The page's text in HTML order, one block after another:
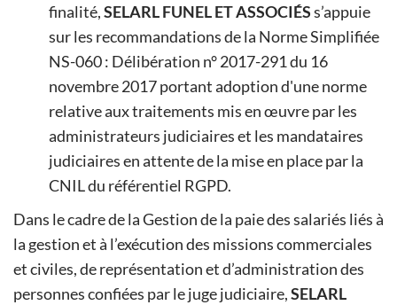
finalité,SELARL FUNEL ET ASSOCIÉSs’appuie
sur les recommandations de la Norme Simplifiée
NS-060 : Délibération n° 2017-291 du 16
novembre 2017 portant adoption d'une norme
relative aux traitements mis en œuvre par les
administrateurs judiciaires et les mandataires
judiciaires en attente de la mise en place par la
CNIL du référentiel RGPD.
Dans le cadre de la Gestion de la paie des salariés liés à
la gestion et à l’exécution des missions commerciales
et civiles, de représentation et d’administration des
personnes confiées par le juge judiciaire,SELARL